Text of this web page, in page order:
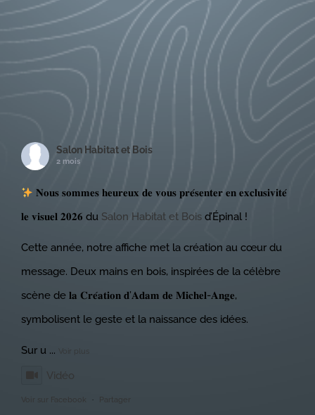
Salon Habitat et Bois
2 mois
𝐍𝐨𝐮𝐬 𝐬𝐨𝐦𝐦𝐞𝐬 𝐡𝐞𝐮𝐫𝐞𝐮𝐱 𝐝𝐞 𝐯𝐨𝐮𝐬 𝐩𝐫𝐞́𝐬𝐞𝐧𝐭𝐞𝐫 𝐞𝐧 𝐞𝐱𝐜𝐥𝐮𝐬𝐢𝐯𝐢𝐭𝐞́
𝐥𝐞 𝐯𝐢𝐬𝐮𝐞𝐥 𝟐𝟎𝟐𝟔 du Salon Habitat et Boisd’Épinal !
Cette année, notre affiche met la création au cœur du
message. Deux mains en bois, inspirées de la célèbre
scène de 𝐥𝐚 𝐂𝐫𝐞́𝐚𝐭𝐢𝐨𝐧 𝐝’𝐀𝐝𝐚𝐦 𝐝𝐞 𝐌𝐢𝐜𝐡𝐞𝐥-𝐀𝐧𝐠𝐞,
symbolisent le geste et la naissance des idées.
Sur u ... Voir plus
Vidéo
Voir sur Facebook · Partager